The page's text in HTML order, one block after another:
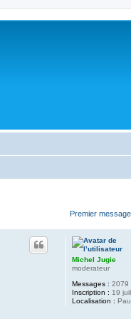
Premier
Michel Jugie
moderateur
Messages : 2079
Inscription : 19
Localisation :